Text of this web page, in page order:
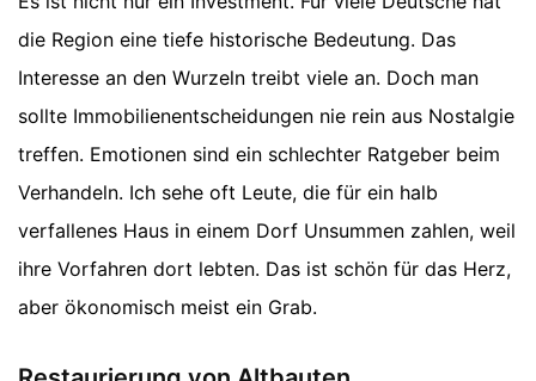
die Region eine tiefe historische Bedeutung. Das
Interesse an den Wurzeln treibt viele an. Doch man
sollte Immobilienentscheidungen nie rein aus Nostalgie
treffen. Emotionen sind ein schlechter Ratgeber beim
Verhandeln. Ich sehe oft Leute, die für ein halb
verfallenes Haus in einem Dorf Unsummen zahlen, weil
ihre Vorfahren dort lebten. Das ist schön für das Herz,
aber ökonomisch meist ein Grab.